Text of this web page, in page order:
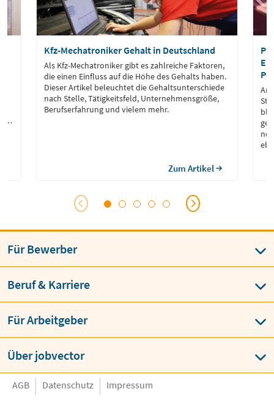
Kfz-Mechatroniker Gehalt in Deutschland
Als Kfz-Mechatroniker gibt es zahlreiche Faktoren,
die einen Einfluss auf die Höhe des Gehalts haben.
Dieser Artikel beleuchtet die Gehaltsunterschiede
nach Stelle, Tätigkeitsfeld, Unternehmensgröße,
Berufserfahrung und vielem mehr.
Zum Artikel
Für Bewerber
Beruf & Karriere
Für Arbeitgeber
Über jobvector
AGB Datenschutz Impressum